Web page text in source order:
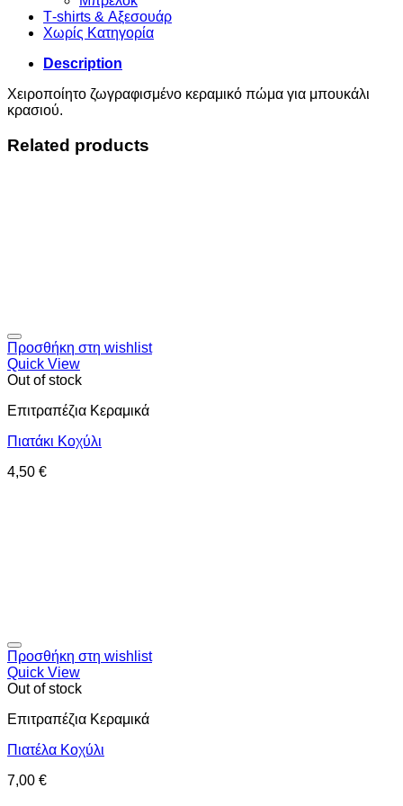
Τ-shirts & Αξεσουάρ
Χωρίς Κατηγορία
Description
Χειροποίητο ζωγραφισμένο κεραμικό πώμα για μπουκάλι
κρασιού.
Related products
Προσθήκη στη wishlist
Quick View
Out of stock
Επιτραπέζια Κεραμικά
Πιατάκι Κοχύλι
4,50 €
Προσθήκη στη wishlist
Quick View
Out of stock
Επιτραπέζια Κεραμικά
Πιατέλα Κοχύλι
7,00 €